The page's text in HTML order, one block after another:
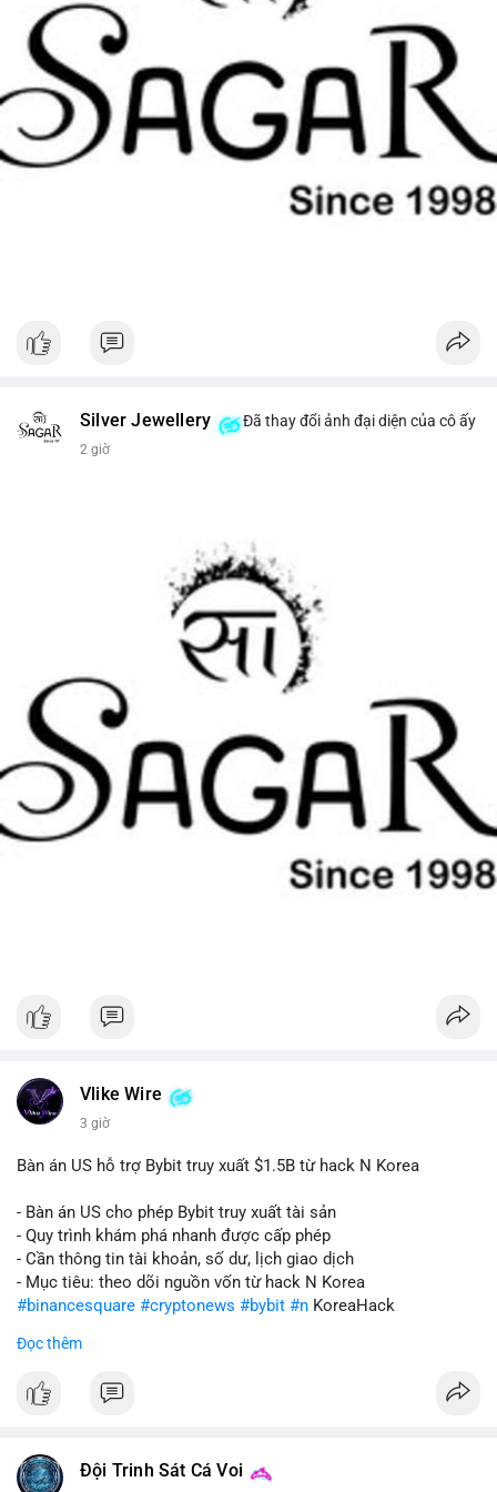
Silver Jewellery Đã thay đổi ảnh đại diện của cô ấy
2 giờ
Vlike Wire
3 giờ
Bàn án US hỗ trợ Bybit truy xuất $1.5B từ hack N Korea
- Bàn án US cho phép Bybit truy xuất tài sản
- Quy trình khám phá nhanh được cấp phép
- Cần thông tin tài khoản, số dư, lịch giao dịch
- Mục tiêu: theo dõi nguồn vốn từ hack N Korea
#binancesquare #cryptonews #bybit #n KoreaHack
$btc $eth
#vlikevn #titanbot
Đọc thêm
Đội Trinh Sát Cá Voi